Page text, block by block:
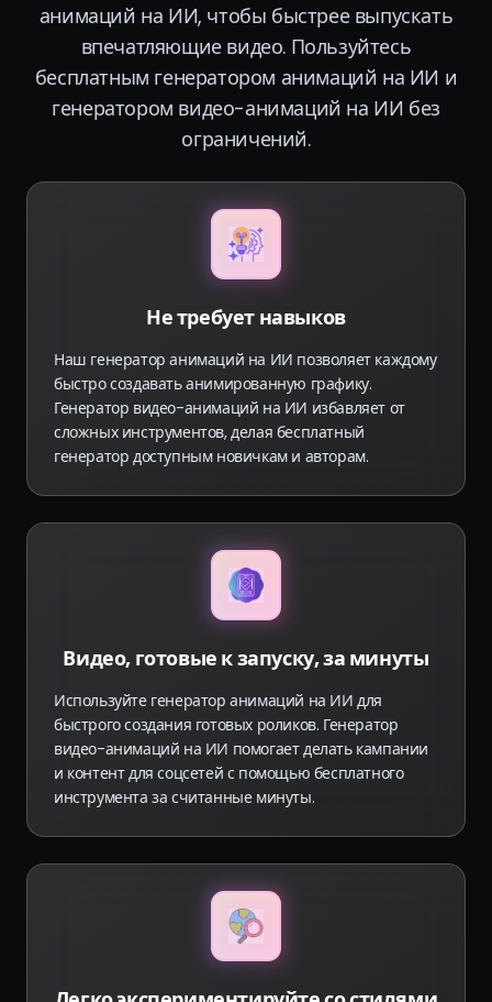
анимаций на ИИ, чтобы быстрее выпускать
впечатляющие видео. Пользуйтесь
бесплатным генератором анимаций на ИИ и
генератором видео-анимаций на ИИ без
ограничений.
Не требует навыков
Наш генератор анимаций на ИИ позволяет каждому
быстро создавать анимированную графику.
Генератор видео-анимаций на ИИ избавляет от
сложных инструментов, делая бесплатный
генератор доступным новичкам и авторам.
Видео, готовые к запуску, за минуты
Используйте генератор анимаций на ИИ для
быстрого создания готовых роликов. Генератор
видео-анимаций на ИИ помогает делать кампании
и контент для соцсетей с помощью бесплатного
инструмента за считанные минуты.